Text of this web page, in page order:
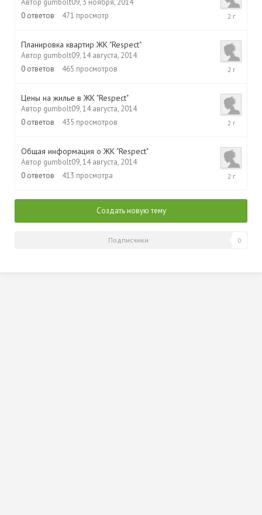
Автор gumbolt09, 3 ноября, 2014
0 ответов 471 просмотр
Планировка квартир ЖК "Respect"
Автор gumbolt09,14 августа, 2014
0 ответов 465 просмотров
14
Цены на жилье в ЖК "Respect"
Автор gumbolt09,14 августа, 2014
0 ответов 435 просмотров
14
Общая информация о ЖК "Respect"
Автор gumbolt09,14 августа, 2014
0 ответов 413 просмотра
14
Создать новую тему
Подписчики 0